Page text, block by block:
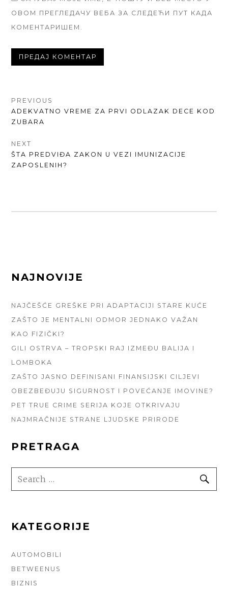
ОВОМ ПРЕГЛЕДАЧУ ВЕБА ЗА СЛЕДЕЋИ ПУТ КАДА
КОМЕНТАРИШЕМ.
КРЕТАЊЕ
ЧЛАНКА
PREVIOUS
PREVIOUS
POST:
ADEKVATNO VREME ZA PRVI ODLAZAK DECE KOD
ZUBARA
NEXT
NEXT
POST:
ŠTA PREDVIĐA ZAKON U VEZI IMUNIZACIJE
ZAPOSLENIH?
FOOTER
NAJNOVIJE
NAJČEŠĆE GREŠKE PRI ADAPTACIJI STARE KUĆE
ZAŠTO JE MENTALNI ODMOR JEDNAKO VAŽAN
KAO FIZIČKI?
GILI OSTRVA – TROPSKI RAJ IZMEĐU BALIJA I
LOMBOKA
ZAŠTO JASNO DEFINISANI FINANSIJSKI CILJEVI
OBEZBEĐUJU SIGURNOST I POVEĆANJE IMOVINE?
PET TRUE CRIME SERIJA KOJE OTKRIVAJU
NAJMRAČNIJE STRANE LJUDSKE PRIRODE
PRETRAGA
SEARCH
FOR:
KATEGORIJE
AUTOMOBILI
BETWEENUS
BIZNIS